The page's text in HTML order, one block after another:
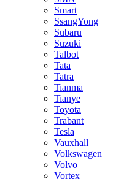
Smart
SsangYong
Subaru
Suzuki
Talbot
Tata
Tatra
Tianma
Tianye
Toyota
Trabant
Tesla
Vauxhall
Volkswagen
Volvo
Vortex